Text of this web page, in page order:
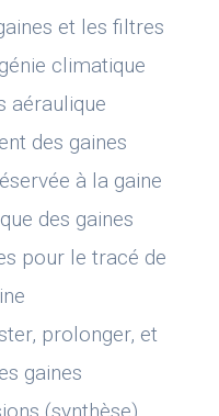
et les filtres
climatique
aéraulique
des gaines
à la gaine
des gaines
pour le tracé de
prolonger, et
gaines